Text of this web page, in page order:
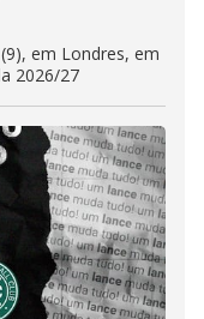
em Londres, em
2026/27